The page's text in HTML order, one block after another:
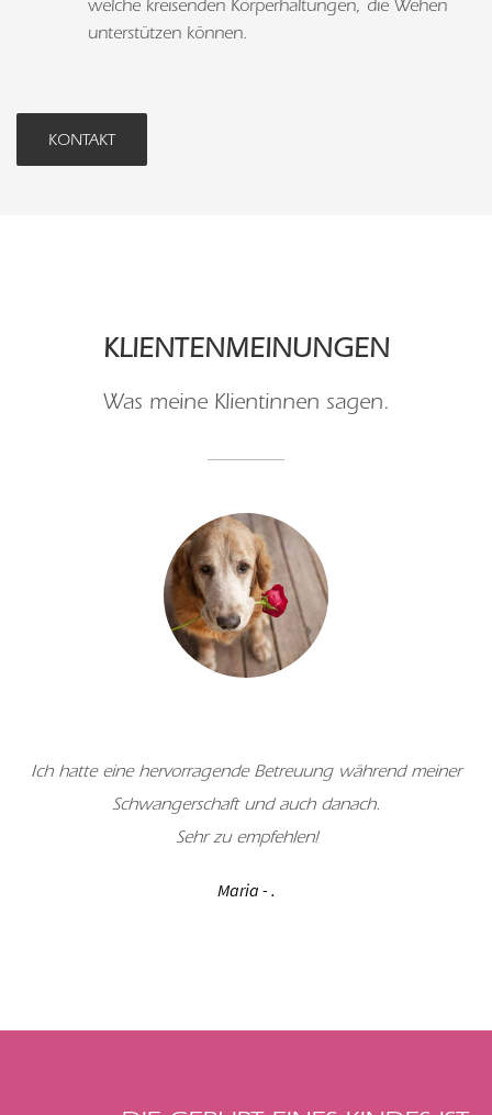
welche kreisenden Körperhaltungen, die Wehen
unterstützen können.
KONTAKT
KLIENTENMEINUNGEN
Was meine Klientinnen sagen.
Ich hatte eine hervorragende Betreuung während meiner
Schwangerschaft und auch danach.
Sehr zu empfehlen!
Maria -.